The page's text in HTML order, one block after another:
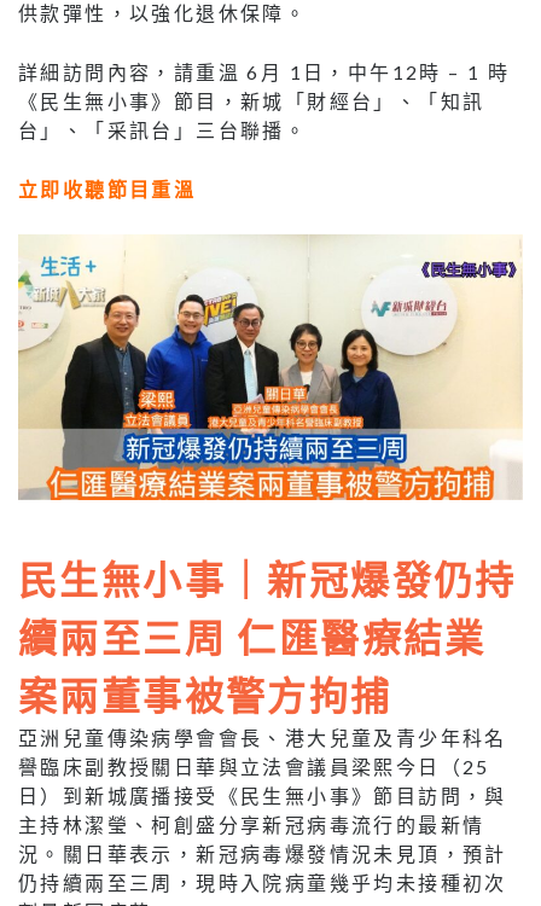
供款彈性，以強化退休保障。
詳細訪問內容，請重溫 6月 1日，中午12時 – 1 時
《民生無小事》節目，新城「財經台」、「知訊
台」、「采訊台」三台聯播。
立即收聽節目重溫
民生無小事｜新冠爆發仍持
續兩至三周 仁匯醫療結業
案兩董事被警方拘捕
亞洲兒童傳染病學會會長、港大兒童及青少年科名
譽臨床副教授關日華與立法會議員梁熙今日（25
日）到新城廣播接受《民生無小事》節目訪問，與
主持林潔瑩、柯創盛分享新冠病毒流行的最新情
況。關日華表示，新冠病毒爆發情況未見頂，預計
仍持續兩至三周，現時入院病童幾乎均未接種初次